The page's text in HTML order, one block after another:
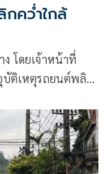
คว่ำใกล้
โดยเจ้าหน้าที่
บัติเหตุรถยนต์พลิก